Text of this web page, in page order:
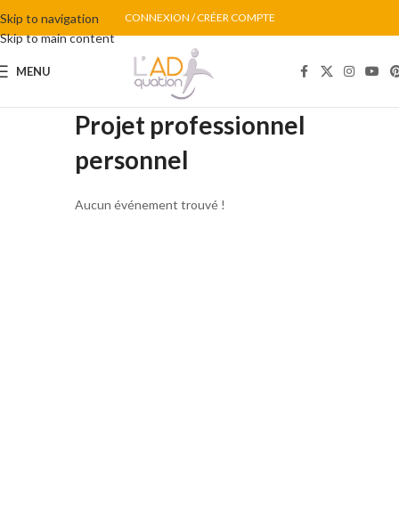
Skip to navigation
Skip to main content
CONNEXION / CRÉER COMPTE
MENU
Projet professionnel
personnel
Aucun événement trouvé !